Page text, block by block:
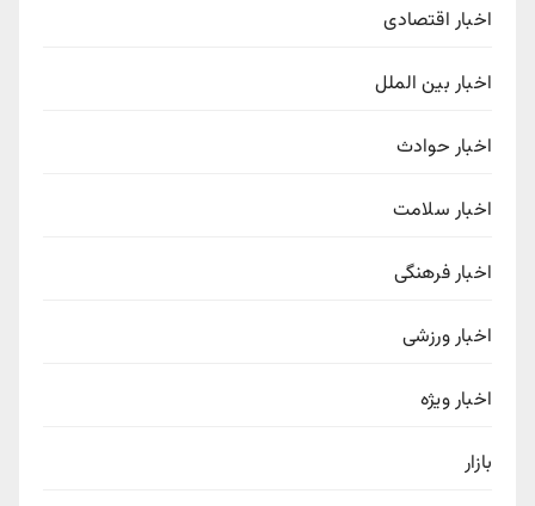
اخبار اقتصادی
اخبار بین الملل
اخبار حوادث
اخبار سلامت
اخبار فرهنگی
اخبار ورزشی
اخبار ویژه
بازار